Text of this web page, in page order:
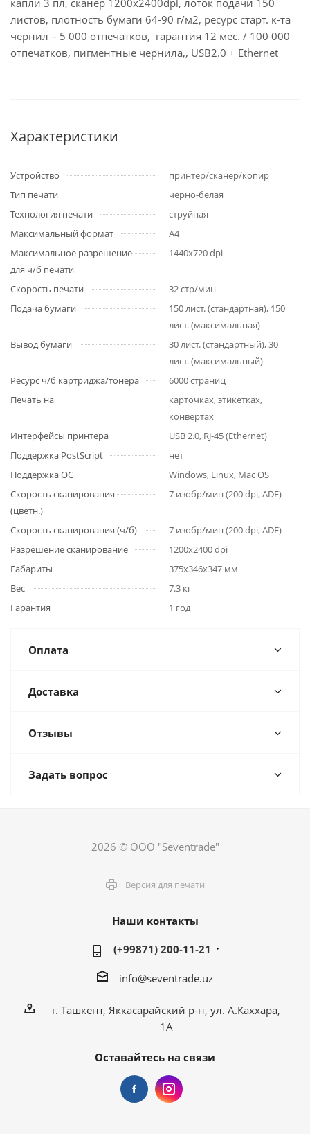
капли 3 пл, сканер 1200x2400dpi, лоток подачи 150
листов, плотность бумаги 64-90 г/м2, ресурс старт. к-та
чернил – 5 000 отпечатков, гарантия 12 мес. / 100 000
отпечатков, пигментные чернила,, USB2.0 + Ethernet
Характеристики
Устройство
принтер/сканер/копир
Тип печати
черно-белая
Технология печати
струйная
Максимальный формат
A4
Максимальное разрешение
для ч/б печати
1440x720 dpi
Скорость печати
32 стр/мин
Подача бумаги
150 лист. (стандартная), 150
лист. (максимальная)
Вывод бумаги
30 лист. (стандартный), 30
лист. (максимальный)
Ресурс ч/б картриджа/тонера
6000 страниц
Печать на
карточках, этикетках,
конвертах
Интерфейсы принтера
USB 2.0, RJ-45 (Ethernet)
Поддержка PostScript
нет
Поддержка ОС
Windows, Linux, Mac OS
Скорость сканирования
(цветн.)
7 изобр/мин (200 dpi, ADF)
Скорость сканирования (ч/б)
7 изобр/мин (200 dpi, ADF)
Разрешение сканирование
1200x2400 dpi
Габариты
375x346x347 мм
Вес
7.3 кг
Гарантия
1 год
Оплата
Доставка
Отзывы
Задать вопрос
2026 © ООО "Seventrade"
Версия для печати
Наши контакты
(+99871) 200-11-21
info@seventrade.uz
г. Ташкент, Яккасарайский р-н, ул. А.Каххара,
1А
Оставайтесь на связи